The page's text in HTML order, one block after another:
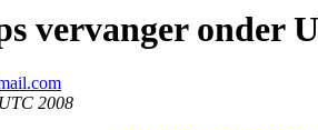
vervanger onder
2008